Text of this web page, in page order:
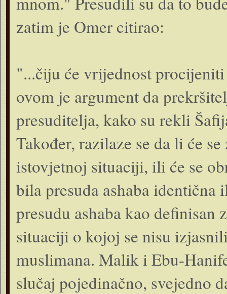
zatim je Omer citirao:
"...čiju će vrijednost
ovom je argument da
presuditelja, kako su rekli
Također, razilaze se da li će
istovjetnoj situaciji, ili će se
bila presuda ashaba
presudu ashaba kao definisan
situaciji o kojoj se nisu
muslimana. Malik i Ebu-
slučaj pojedinačno, svejedno